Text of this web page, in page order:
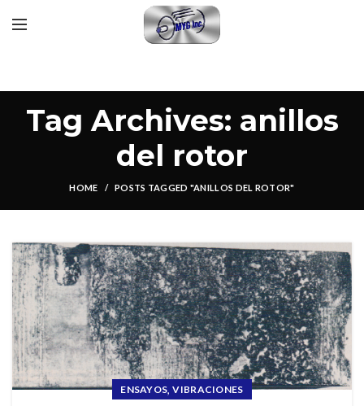
Tag Archives: anillos
del rotor
HOME POSTS TAGGED "ANILLOS DEL ROTOR"
ENSAYOS,VIBRACIONES